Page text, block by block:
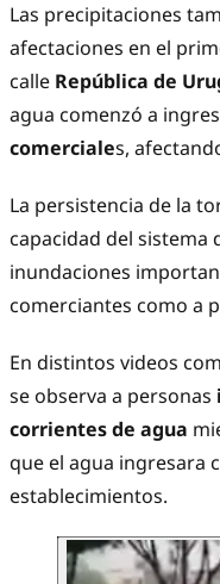
Las precipitaciones
afectaciones en el
calle República de
agua comenzó a
comerciales,
La persistencia de la
capacidad del sistema
inundaciones
comerciantes como a
En distintos videos
se observa a personas
corrientes de agua
que el agua ingresara
establecimientos.